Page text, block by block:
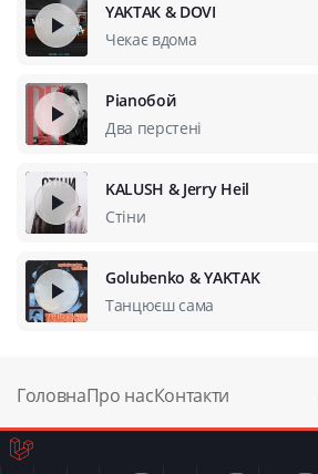
YAKTAK & DOVI
Чекає вдома
Pianoбой
Два перстені
KALUSH & Jerry Heil
Стіни
Golubenko & YAKTAK
Танцюєш сама
ГоловнаПро насКонтакти